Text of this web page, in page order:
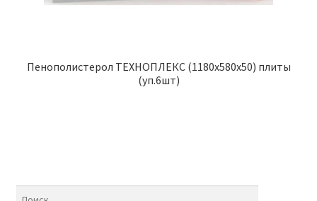
Пенополистерол ТЕХНОПЛЕКС (1180х580х50) плиты
(уп.6шт)